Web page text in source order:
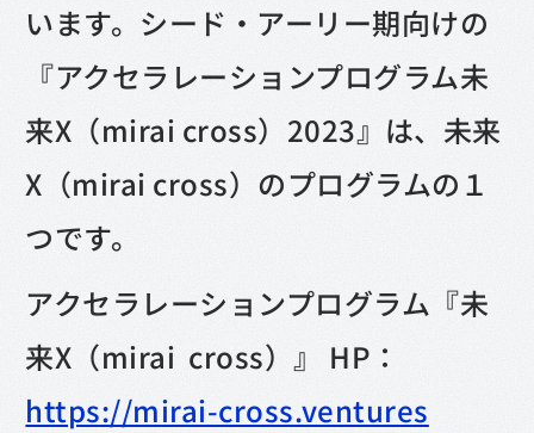
います。シード・アーリー期向けの
『アクセラレーションプログラム未
来X（mirai cross）2023』は、未来
X（mirai cross）のプログラムの１
つです。
アクセラレーションプログラム『未
来X（mirai cross）』 HP：
https://mirai-cross.ventures